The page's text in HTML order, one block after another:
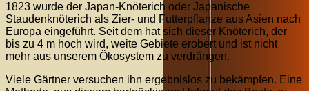
1823 wurde der Japan-Knöterich oder Japanische
Staudenknöterich als Zier- und Futterpflanze aus Asien nach
Europa eingeführt. Seit dem hat sich dieser Knöterich, der
bis zu 4 m hoch wird, weite Gebiete erobert und ist nicht
mehr aus unserem Ökosystem zu verdrängen.
Viele Gärtner versuchen ihn ergebnislos zu bekämpfen. Eine